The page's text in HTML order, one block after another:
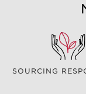
SOURCING